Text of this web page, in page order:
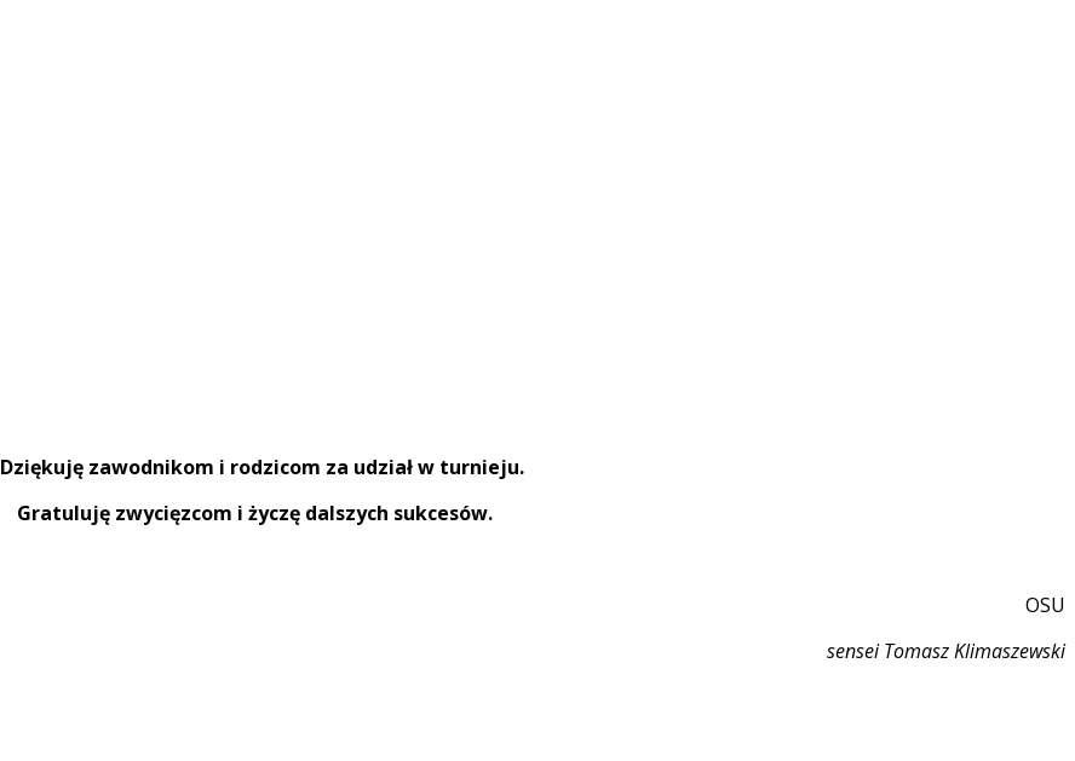
Dziękuję zawodnikom i rodzicom za udział w turnieju.
Gratuluję zwycięzcom i życzę dalszych sukcesów.
OSU
sensei Tomasz Klimaszewski